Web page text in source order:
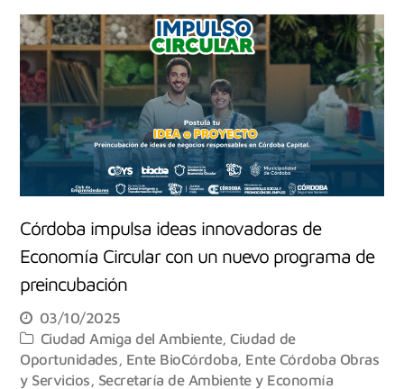
Córdoba impulsa ideas innovadoras de
Economía Circular con un nuevo programa de
preincubación
03/10/2025
Ciudad Amiga del Ambiente,Ciudad de
Oportunidades Ente BioCórdoba Ente Córdoba Obras
y Servicios Secretaría de Ambiente y Economía